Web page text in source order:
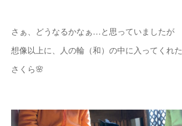
さぁ、どうなるかなぁ…と思っていましたが
想像以上に、人の輪（和）の中に入ってくれた
さくら🌸